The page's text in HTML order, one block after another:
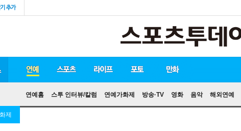
연예홈 스투 인터뷰/칼럼 연예가화제 방송·TV 영화 음악 해외연예
제